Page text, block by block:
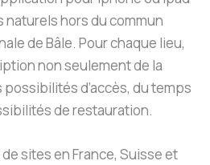
naturels hors du commun
de Bâle. Pour chaque lieu,
non seulement de la
d’accès, du temps
de restauration.
sites en France, Suisse et